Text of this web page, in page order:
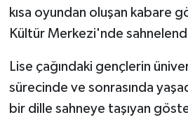
kısa oyundan oluşan kabare
Kültür Merkezi'nde
Lise çağındaki gençlerin
sürecinde ve sonrasında
bir dille sahneye taşıyan